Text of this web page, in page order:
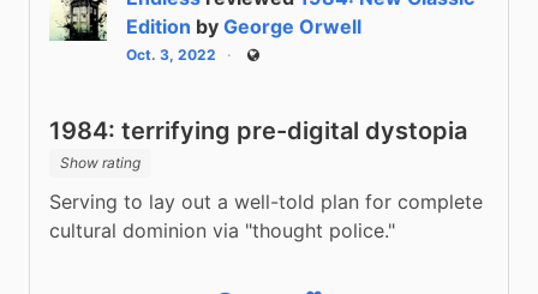
Edition by George Orwell
Oct. 3, 2022 Public
1984: terrifying pre-digital dystopia
Show rating
Serving to lay out a well-told plan for complete
cultural dominion via "thought police."